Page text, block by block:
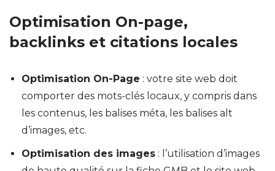
Optimisation On-page,
backlinks et citations locales
Optimisation On-Page : votre site web doit
comporter des mots-clés locaux, y compris dans
les contenus, les balises méta, les balises alt
d’images, etc.
Optimisation des images : l’utilisation d’images